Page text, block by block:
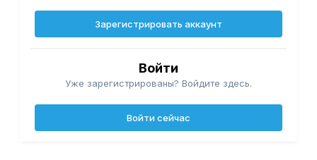
Зарегистрировать аккаунт
Войти
Уже зарегистрированы? Войдите здесь.
Войти сейчас